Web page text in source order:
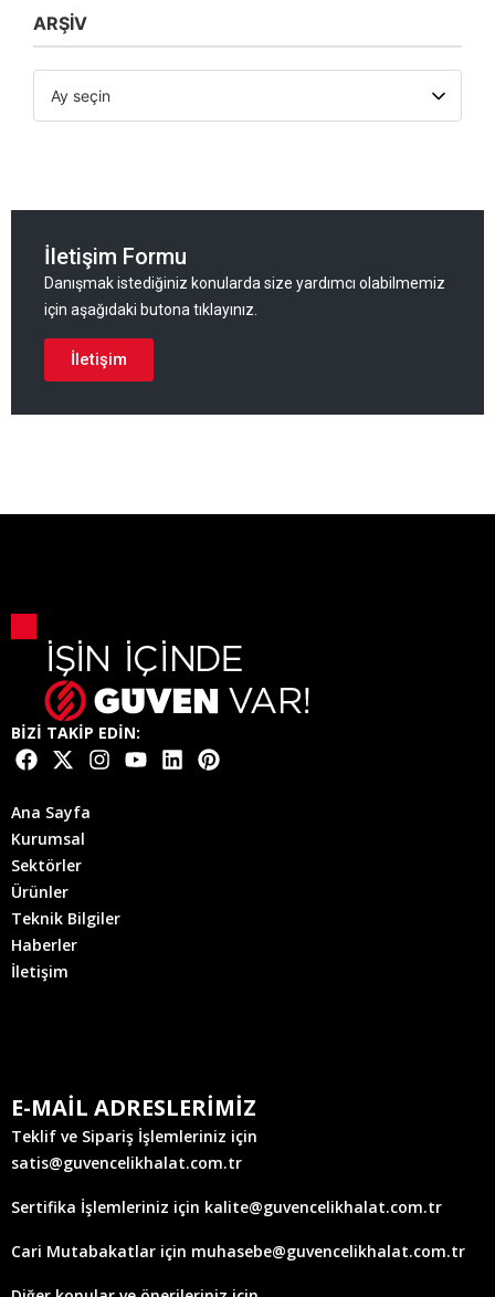
ARŞİV
İletişim Formu
Danışmak istediğiniz konularda size yardımcı olabilmemiz
için aşağıdaki butona tıklayınız.
İletişim
BİZİ TAKİP EDİN:
Ana Sayfa
Kurumsal
Sektörler
Ürünler
Teknik Bilgiler
Haberler
İletişim
E-MAİL ADRESLERİMİZ
Teklif ve Sipariş İşlemleriniz için
satis@guvencelikhalat.com.tr
Sertifika İşlemleriniz için kalite@guvencelikhalat.com.tr
Cari Mutabakatlar için muhasebe@guvencelikhalat.com.tr